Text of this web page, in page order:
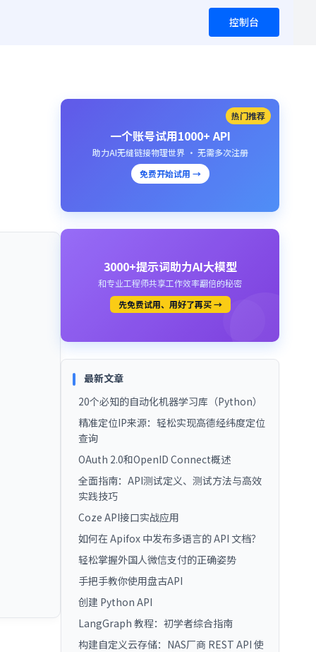
控制台
热门推荐
一个账号试用1000+ API
助力AI无缝链接物理世界 · 无需多次注册
免费开始试用 →
3000+提示词助力AI大模型
和专业工程师共享工作效率翻倍的秘密
先免费试用、用好了再买 →
最新文章
20个必知的自动化机器学习库（Python）
精准定位IP来源：轻松实现高德经纬度定位
查询
OAuth 2.0和OpenID Connect概述
全面指南：API测试定义、测试方法与高效
实践技巧
Coze API接口实战应用
如何在 Apifox 中发布多语言的 API 文档？
轻松掌握外国人微信支付的正确姿势
手把手教你使用盘古API
创建 Python API
LangGraph 教程：初学者综合指南
构建自定义云存储：NAS厂商 REST API 使